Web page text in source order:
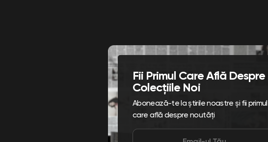
Fii Primul Care Află Despre
Colecțiile Noi
Abonează-te la știrile noastre și fii primul
care află despre noutăți